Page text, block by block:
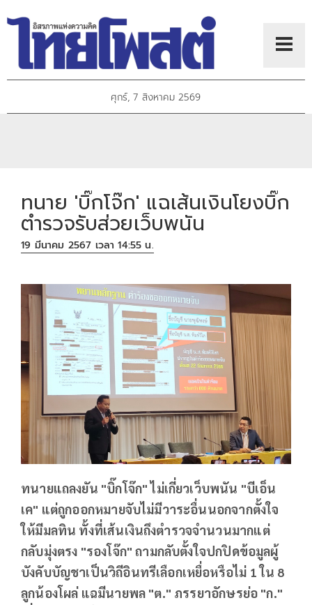
ศุกร์, 7 สิงหาคม 2569
ทนาย 'บิ๊กโจ๊ก' แฉเส้นเงินโยงบิ๊ก
ตำรวจรับส่วยเว็บพนัน
19 มีนาคม 2567 เวลา 14:55 น.
ทนายแถลงยัน "บิ๊กโจ๊ก" ไม่เกี่ยวเว็บพนัน "บีเอ็น
เค" แต่ถูกออกหมายจับไม่มีวาระอื่นนอกจากตั้งใจ
ให้มีมลทิน ทั้งที่เส้นเงินถึงตำรวจจำนวนมากแต่
กลับมุ่งตรง "รองโจ๊ก" ถามกลับตั้งใจปกปิดข้อมูลผู้
บังคับบัญชาเป็นวิถีอินทรีเลือกเหยื่อหรือไม่ 1 ใน 8
ลูกน้องโผล่ แฉมีนายพล "ต." ภรรยาอักษรย่อ "ก."